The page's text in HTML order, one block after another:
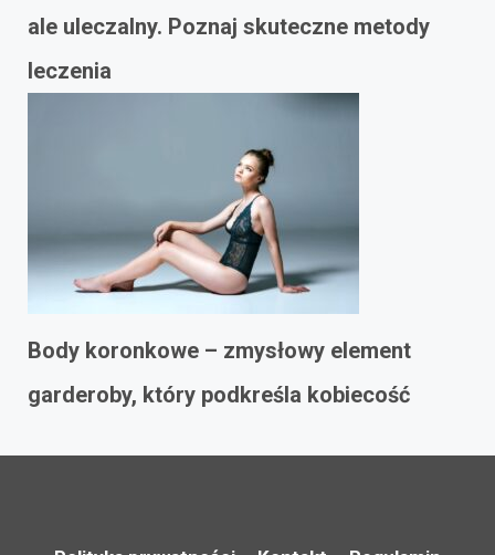
ale uleczalny. Poznaj skuteczne metody
leczenia
Body koronkowe – zmysłowy element
garderoby, który podkreśla kobiecość